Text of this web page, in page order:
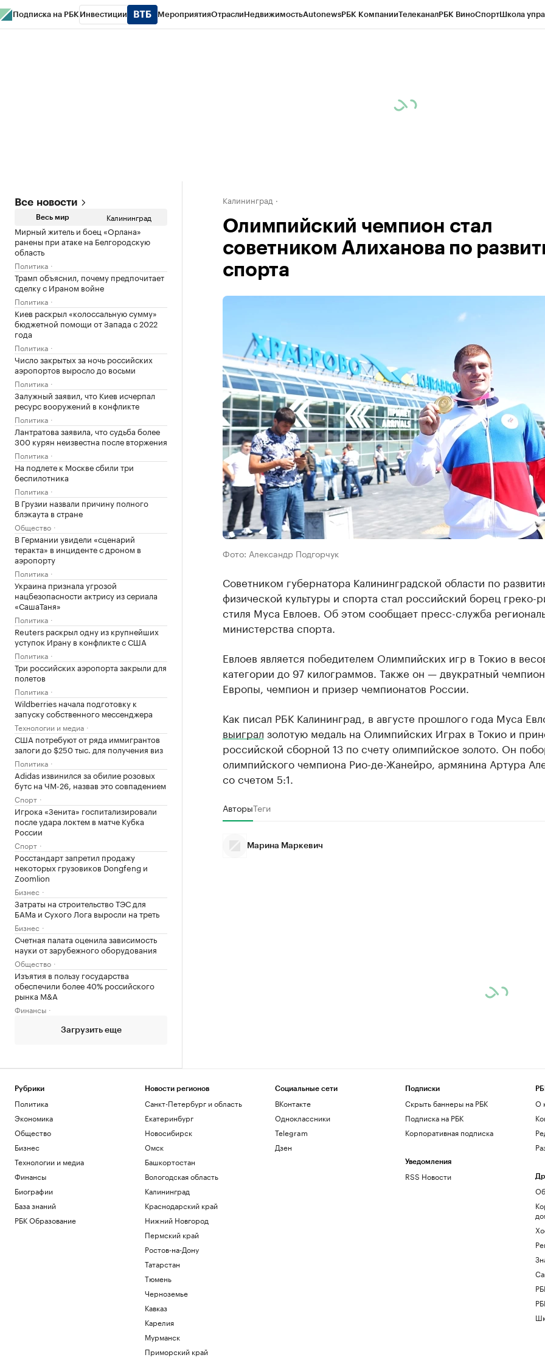
Подписка на РБК Инвестиции МероприятияОтраслиНедвижимостьAutonewsРБК КомпанииТелеканалРБК ВиноСпортШкола
Все новости
Весь мир Калининград
Мирный житель и боец «Орлана»
ранены при атаке на Белгородскую
область
Политика
Трамп объяснил, почему предпочитает
сделку с Ираном войне
Политика
Киев раскрыл «колоссальную сумму»
бюджетной помощи от Запада с 2022
года
Политика
Число закрытых за ночь российских
аэропортов выросло до восьми
Политика
Залужный заявил, что Киев исчерпал
ресурс вооружений в конфликте
Политика
Лантратова заявила, что судьба более
300 курян неизвестна после вторжения
Политика
На подлете к Москве сбили три
беспилотника
Политика
В Грузии назвали причину полного
блэкаута в стране
Общество
В Германии увидели «сценарий
теракта» в инциденте с дроном в
аэропорту
Политика
Украина признала угрозой
нацбезопасности актрису из сериала
«СашаТаня»
Политика
Reuters раскрыл одну из крупнейших
уступок Ирану в конфликте с США
Политика
Три российских аэропорта закрыли для
полетов
Политика
Wildberries начала подготовку к
запуску собственного мессенджера
Технологии и медиа
США потребуют от ряда иммигрантов
залоги до $250 тыс. для получения виз
Политика
Adidas извинился за обилие розовых
бутс на ЧМ-26, назвав это совпадением
Спорт
Игрока «Зенита» госпитализировали
после удара локтем в матче Кубка
России
Спорт
Росстандарт запретил продажу
некоторых грузовиков Dongfeng и
Zoomlion
Бизнес
Затраты на строительство ТЭС для
БАМа и Сухого Лога выросли на треть
Бизнес
Счетная палата оценила зависимость
науки от зарубежного оборудования
Общество
Изъятия в пользу государства
обеспечили более 40% российского
рынка M&A
Финансы
Загрузить еще
Калининград
Олимпийский чемпион стал
советником Алиханова по
спорта
Фото: Александр Подгорчук
Советником губернатора Калининградской области по
физической культуры и спорта стал российский борец греко-
стиля Муса Евлоев. Об этом сообщает пресс-служба
министерства спорта.
Евлоев является победителем Олимпийских игр в Токио в
категории до 97 килограммов. Также он — двукратный
Европы, чемпион и призер чемпионатов России.
Как писал РБК Калининград, в августе прошлого года Муса
выиграл золотую медаль на Олимпийских Играх в Токио и
российской сборной 13 по счету олимпийское золото. Он
олимпийского чемпиона Рио-де-Жанейро, армянина Артура
со счетом 5:1.
АвторыТеги
Марина Маркевич
Рубрики
Политика
Экономика
Общество
Бизнес
Технологии и медиа
Финансы
Биографии
База знаний
РБК Образование
Новости регионов
Санкт-Петербург и область
Екатеринбург
Новосибирск
Омск
Башкортостан
Вологодская область
Калининград
Краснодарский край
Нижний Новгород
Пермский край
Ростов-на-Дону
Татарстан
Тюмень
Черноземье
Кавказ
Карелия
Мурманск
Приморский край
Социальные сети
ВКонтакте
Одноклассники
Telegram
Дзен
Подписки
Скрыть баннеры на РБК
Подписка на РБК
Корпоративная подписка
Уведомления
RSS Новости
О